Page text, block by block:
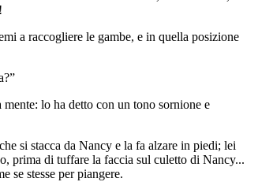
a raccogliere le gambe, e in quella posizione
lo ha detto con un tono sornione e
si stacca da Nancy e la fa alzare in piedi; lei
prima di tuffare la faccia sul culetto di Nancy...
se stesse per piangere.